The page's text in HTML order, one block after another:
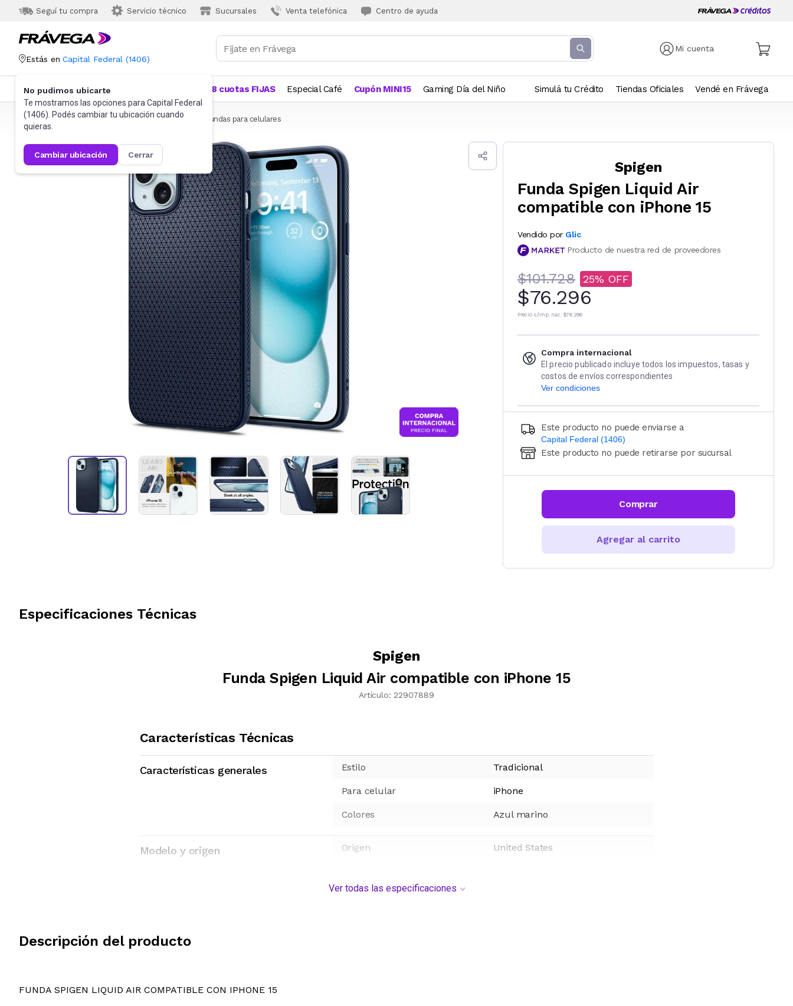
Seguí tu compra Servicio técnico Sucursales Venta telefónica Centro de ayuda
Mi cuenta
Estás en Capital Federal (1406)
No pudimos ubicarte
Te mostramos las opciones para Capital Federal
(1406). Podés cambiar tu ubicación cuando
quieras.
cambiar ubicación cerrar
Categorías Más Vendidos 18 cuotas FIJAS Especial Café Cupón MINI15 Gaming Día del Niño Simulá tu Crédito Tiendas Oficiales Vendé en Frávega
Frávega Celulares Accesorios para Celulares Fundas para celulares
Spigen
Funda Spigen Liquid Air
compatible con iPhone 15
Vendido por Glic
Producto de nuestra red de proveedores
$101.728 25
$76.296
Precio s/imp. nac. $76.296
Compra internacional
El precio publicado incluye todos los impuestos, tasas y
costos de envíos correspondientes
Ver condiciones
Este producto no puede enviarse a
Capital Federal (1406)
Ingresá código postal (sólo números)
CALCULAR
Este producto no puede retirarse por sucursal
Comprar
Agregar al carrito
Especificaciones Técnicas
Spigen
Funda Spigen Liquid Air compatible con iPhone 15
Artículo: 22907889
Características Técnicas
Características generales Estilo Tradicional
Para celular iPhone
Colores Azul marino
Modelo y origen Origen United States
Ver todas las especificaciones
Descripción del producto
FUNDA SPIGEN LIQUID AIR COMPATIBLE CON IPHONE 15